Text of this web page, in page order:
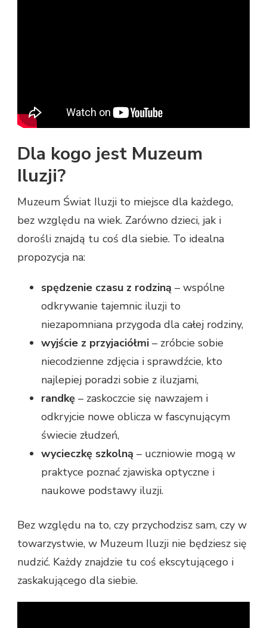
Dla kogo jest Muzeum
Iluzji?
Muzeum Świat Iluzji to miejsce dla każdego,
bez względu na wiek. Zarówno dzieci, jak i
dorośli znajdą tu coś dla siebie. To idealna
propozycja na:
spędzenie czasu z rodziną – wspólne
odkrywanie tajemnic iluzji to
niezapomniana przygoda dla całej rodziny,
wyjście z przyjaciółmi – zróbcie sobie
niecodzienne zdjęcia i sprawdźcie, kto
najlepiej poradzi sobie z iluzjami,
randkę – zaskoczcie się nawzajem i
odkryjcie nowe oblicza w fascynującym
świecie złudzeń,
wycieczkę szkolną – uczniowie mogą w
praktyce poznać zjawiska optyczne i
naukowe podstawy iluzji.
Bez względu na to, czy przychodzisz sam, czy w
towarzystwie, w Muzeum Iluzji nie będziesz się
nudzić. Każdy znajdzie tu coś ekscytującego i
zaskakującego dla siebie.